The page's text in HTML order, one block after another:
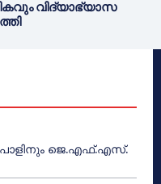
വിദ്യാഭ്യാസ
ജെ.എഫ്.എസ്.